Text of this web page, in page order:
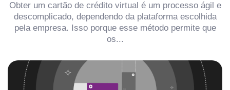
Obter um cartão de crédito virtual é um processo ágil e
descomplicado, dependendo da plataforma escolhida
pela empresa. Isso porque esse método permite que
os...